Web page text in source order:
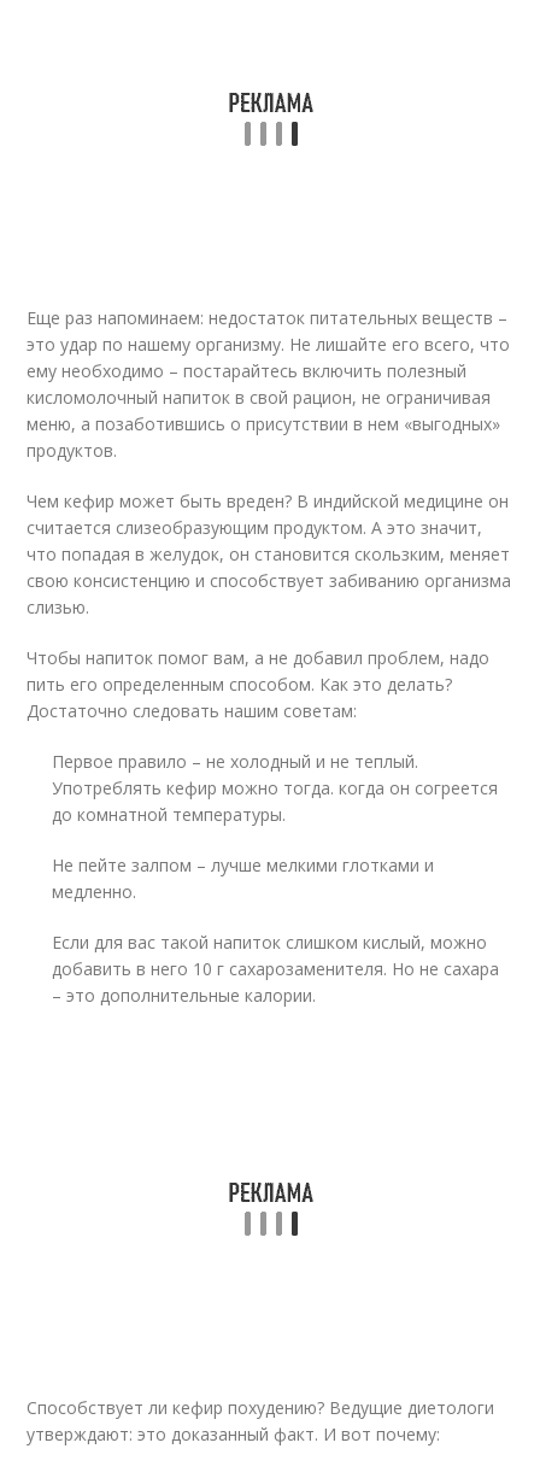
Еще раз напоминаем: недостаток питательных веществ –
это удар по нашему организму. Не лишайте его всего, что
ему необходимо – постарайтесь включить полезный
кисломолочный напиток в свой рацион, не ограничивая
меню, а позаботившись о присутствии в нем «выгодных»
продуктов.
Чем кефир может быть вреден? В индийской медицине он
считается слизеобразующим продуктом. А это значит,
что попадая в желудок, он становится скользким, меняет
свою консистенцию и способствует забиванию организма
слизью.
Чтобы напиток помог вам, а не добавил проблем, надо
пить его определенным способом. Как это делать?
Достаточно следовать нашим советам:
Первое правило – не холодный и не теплый.
Употреблять кефир можно тогда. когда он согреется
до комнатной температуры.
Не пейте залпом – лучше мелкими глотками и
медленно.
Если для вас такой напиток слишком кислый, можно
добавить в него 10 г сахарозаменителя. Но не сахара
– это дополнительные калории.
Способствует ли кефир похудению? Ведущие диетологи
утверждают: это доказанный факт. И вот почему: